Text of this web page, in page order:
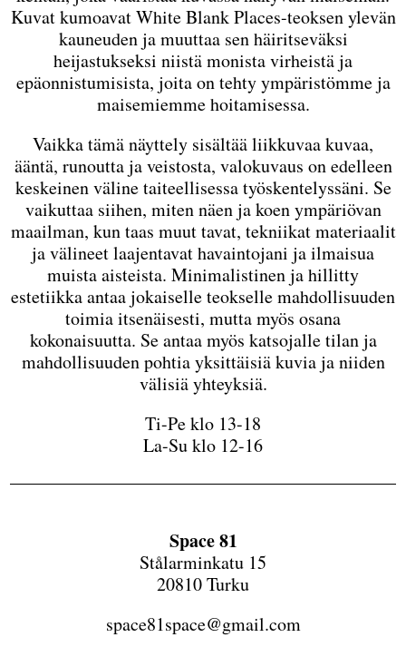
Kuvat kumoavat White Blank Places-teoksen ylevän
kauneuden ja muuttaa sen häiritseväksi
heijastukseksi niistä monista virheistä ja
epäonnistumisista, joita on tehty ympäristömme ja
maisemiemme hoitamisessa.
Vaikka tämä näyttely sisältää liikkuvaa kuvaa,
ääntä, runoutta ja veistosta, valokuvaus on edelleen
keskeinen väline taiteellisessa työskentelyssäni. Se
vaikuttaa siihen, miten näen ja koen ympäriövan
maailman, kun taas muut tavat, tekniikat materiaalit
ja välineet laajentavat havaintojani ja ilmaisua
muista aisteista. Minimalistinen ja hillitty
estetiikka antaa jokaiselle teokselle mahdollisuuden
toimia itsenäisesti, mutta myös osana
kokonaisuutta. Se antaa myös katsojalle tilan ja
mahdollisuuden pohtia yksittäisiä kuvia ja niiden
välisiä yhteyksiä.
Ti-Pe klo 13-18
La-Su klo 12-16
Space 81
Stålarminkatu 15
20810 Turku
space81space@gmail.com